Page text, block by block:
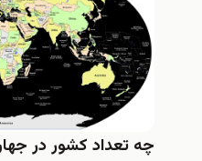
چه تعداد کشور در